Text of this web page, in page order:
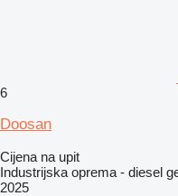
6
Doosan
Cijena na upit
Industrijska oprema - diesel
2025